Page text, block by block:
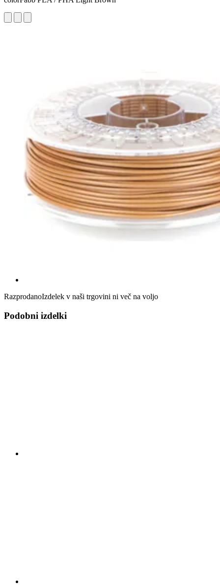
RazprodanoIzdelek v naši trgovini ni več na voljo
Podobni izdelki